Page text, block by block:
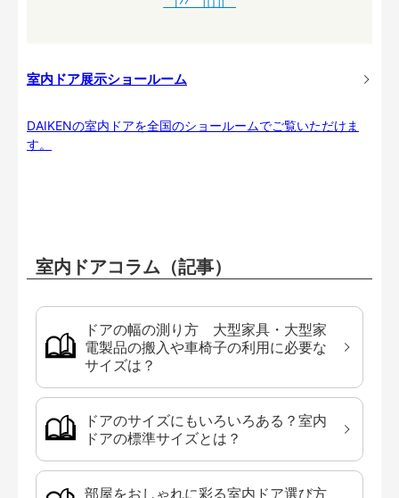
室内ドア展示ショールーム
DAIKENの室内ドアを全国のショールームでご覧いただけま
す。
室内ドアコラム（記事）
ドアの幅の測り方 大型家具・大型家
電製品の搬入や車椅子の利用に必要な
サイズは？
ドアのサイズにもいろいろある？室内
ドアの標準サイズとは？
部屋をおしゃれに彩る室内ドア選び方